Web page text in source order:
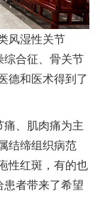
风湿性关节
综合征、骨关节
德和医术得到了
痛、肌肉痛为主
结缔组织病范
性红斑，有的也
患者带来了希望